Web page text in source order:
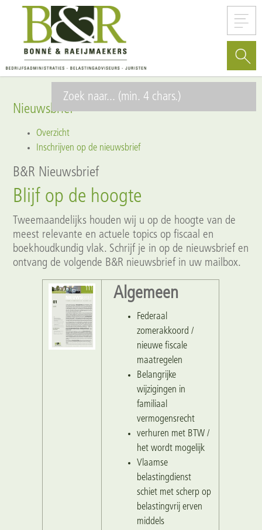
Nieuwsbrief
Overzicht
Inschrijven op de nieuwsbrief
B&R Nieuwsbrief
Blijf op de hoogte
Tweemaandelijks houden wij u op de hoogte van de
meest relevante en actuele topics op fiscaal en
boekhoudkundig vlak. Schrijf je in op de nieuwsbrief en
ontvang de volgende B&R nieuwsbrief in uw mailbox.
Algemeen
Federaal
zomerakkoord /
nieuwe fiscale
maatregelen
Belangrijke
wijzigingen in
familiaal
vermogensrecht
verhuren met BTW /
het wordt mogelijk
Vlaamse
belastingdienst
schiet met scherp op
belastingvrij erven
middels